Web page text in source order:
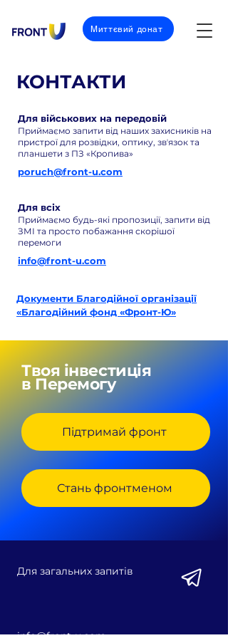
Миттєвий донат
КОНТАКТИ
Для військових на передовій
Приймаємо запити від наших захисників на
пристрої для розвідки, оптику, звʼязок та
планшети з ПЗ «Кропива»
poruch@front-u.com
Для всіх
Приймаємо будь-які пропозиції, запити від
ЗМІ та просто побажання скорішої
перемоги
info@front-u.com
Документи Благодійної організації
«Благодійний фонд «Фронт-Ю»
Твоя інвестиція
в Перемогу
Підтримай фронт
Стань фронтменом
Для загальних запитів